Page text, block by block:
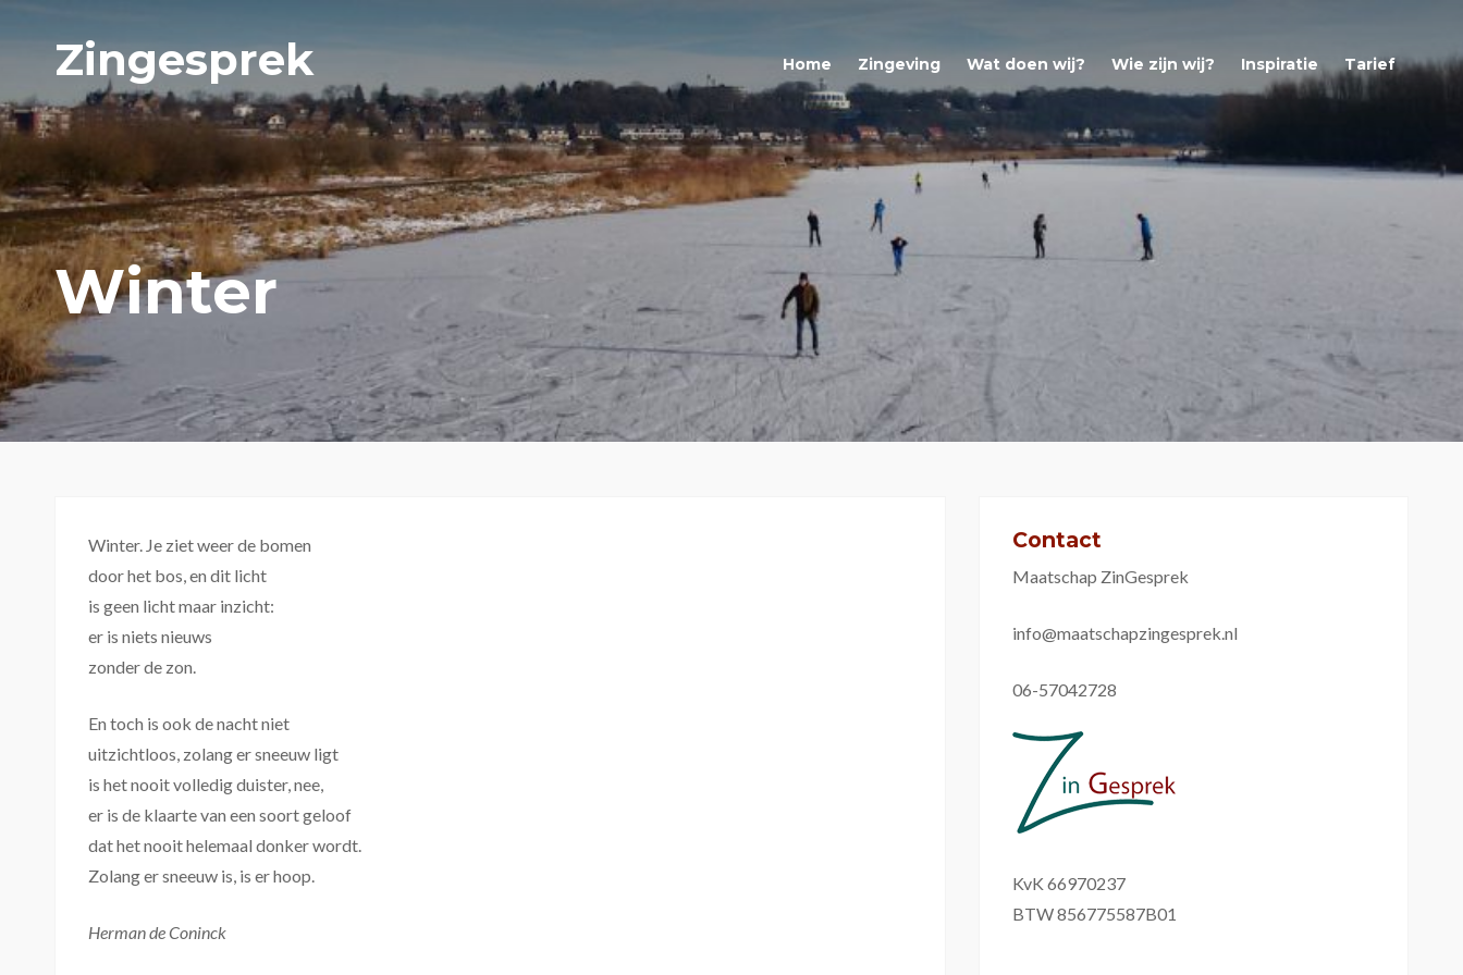
Zingesprek Home Zingeving Wat doen wij? Wie zijn wij? Inspiratie Tarief
Winter
Winter. Je ziet weer de bomen
door het bos, en dit licht
is geen licht maar inzicht:
er is niets nieuws
zonder de zon.
En toch is ook de nacht niet
uitzichtloos, zolang er sneeuw ligt
is het nooit volledig duister, nee,
er is de klaarte van een soort geloof
dat het nooit helemaal donker wordt.
Zolang er sneeuw is, is er hoop.
Herman de Coninck
Contact
Maatschap ZinGesprek
info@maatschapzingesprek.nl
06-57042728
KvK 66970237
BTW 856775587B01